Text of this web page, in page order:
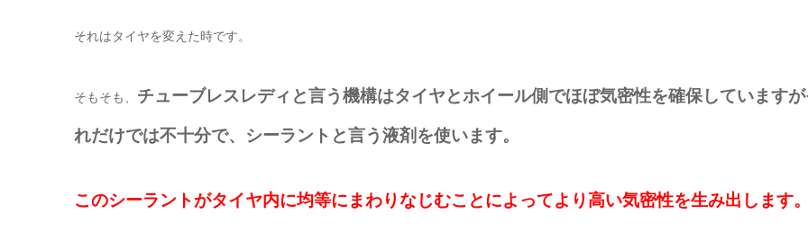
それはタイヤを変えた時です。
そもそも、 チューブレスレディと言う機構はタイヤとホイール側でほぼ気密性を確保しています
れだけでは不十分で、シーラントと言う液剤を使います。
このシーラントがタイヤ内に均等にまわりなじむことによってより高い気密性を生み出します。